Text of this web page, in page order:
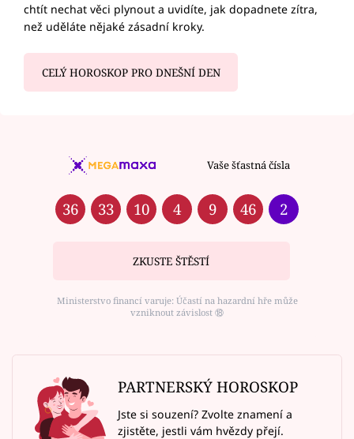
chtít nechat věci plynout a uvidíte, jak dopadnete zítra,
než uděláte nějaké zásadní kroky.
CELÝ HOROSKOP PRO DNEŠNÍ DEN
Vaše šťastná čísla
36 33 10 4 9 46 2
ZKUSTE ŠTĚSTÍ
Ministerstvo financí varuje: Účastí na hazardní hře může
vzniknout závislost ⑱
PARTNERSKÝ HOROSKOP
Jste si souzení? Zvolte znamení a
zjistěte, jestli vám hvězdy přejí.